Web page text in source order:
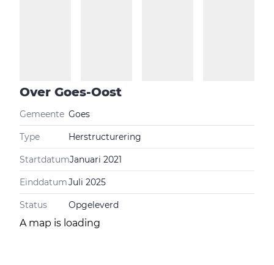
Over Goes-Oost
Gemeente Goes
Type Herstructurering
StartdatumJanuari 2021
EinddatumJuli 2025
Status Opgeleverd
A map is loading